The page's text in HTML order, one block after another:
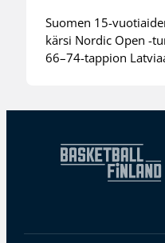
Suomen 15-
kärsi Nordic Open -
66–74-tappion